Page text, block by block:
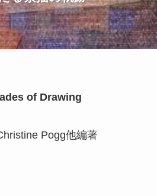
of Drawing
Pogg他編著